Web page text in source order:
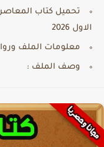
تحميل كتاب المعاصر
الاول 2026
معلومات الملف
وصف الملف :